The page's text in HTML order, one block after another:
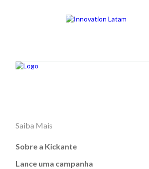
Saiba Mais
Sobre a Kickante
Lance uma campanha